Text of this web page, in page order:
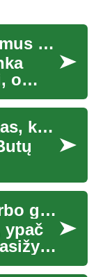
Butai pardavimui: Išsamus gidas perkant nekilnojamąjį turtą
o
Butų pardavimas: Viskas, ką reikia žinoti apie nekilnojamojo turto įsigijimą
ir
Kuo ypatingi rankų darbo gaminiai
ypač